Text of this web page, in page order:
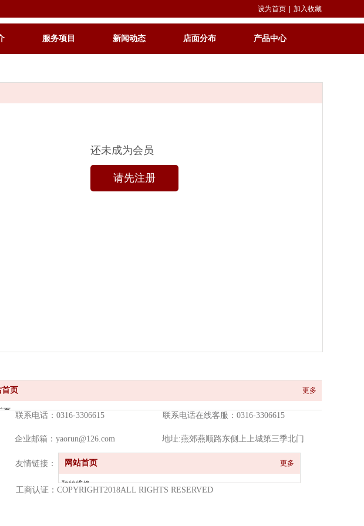
服务项目 新闻动态 店面分布 产品中心
设为首页 加入收藏
还未成为会员
请先注册
首页 更多
页
网站首页 更多
预约维修
联系电话：0316-3306615
企业邮箱：yaorun@126.com
联系电话在线客服：0316-3306615
地址:燕郊燕顺路东侧上上城第三季北门
工商认证：COPYRIGHT2018ALL RIGHTS RESERVED
友情链接：